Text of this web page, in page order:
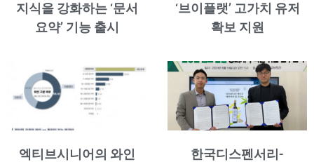
지식을 강화하는 ‘문서
요약’ 기능 출시
‘브이플랫’ 고가치 유저
확보 지원
엑티브시니어의 와인 한국디스펜서리-